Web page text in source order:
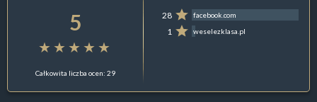
5
Całkowita liczba ocen: 29
28 facebook.com
1 weselezklasa.pl